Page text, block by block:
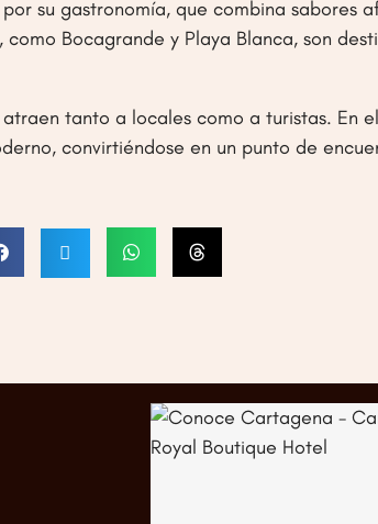
su gastronomía, que combina sabores
Bocagrande y Playa Blanca, son
tanto a locales como a turistas. En
convirtiéndose en un punto de